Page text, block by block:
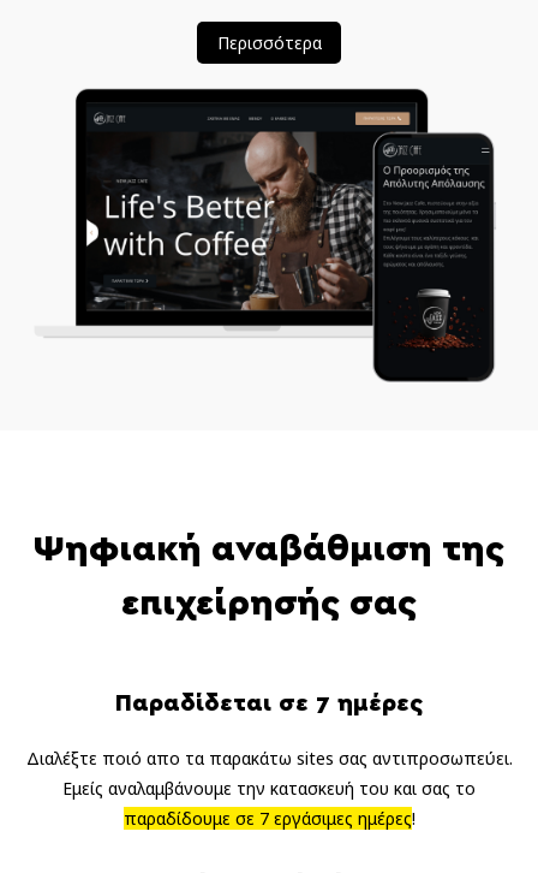
Περισσότερα
Ψηφιακή αναβάθμιση της
επιχείρησής σας
Παραδίδεται σε 7 ημέρες
Διαλέξτε ποιό απο τα παρακάτω sites σας αντιπροσωπεύει.
Εμείς αναλαμβάνουμε την κατασκευή του και σας το
παραδίδουμε σε 7 εργάσιμες ημέρες!